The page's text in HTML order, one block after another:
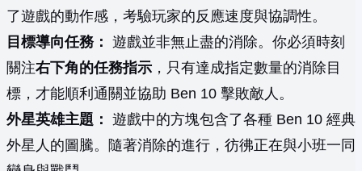
了遊戲的動作感，考驗玩家的反應速度與協調性。
目標導向任務： 遊戲並非無止盡的消除。你必須時刻
關注右下角的任務指示 ，只有達成指定數量的消除目
標，才能順利通關並協助 Ben 10 擊敗敵人。
外星英雄主題： 遊戲中的方塊包含了各種 Ben 10 經典
外星人的圖騰。隨著消除的進行，彷彿正在與小班一同